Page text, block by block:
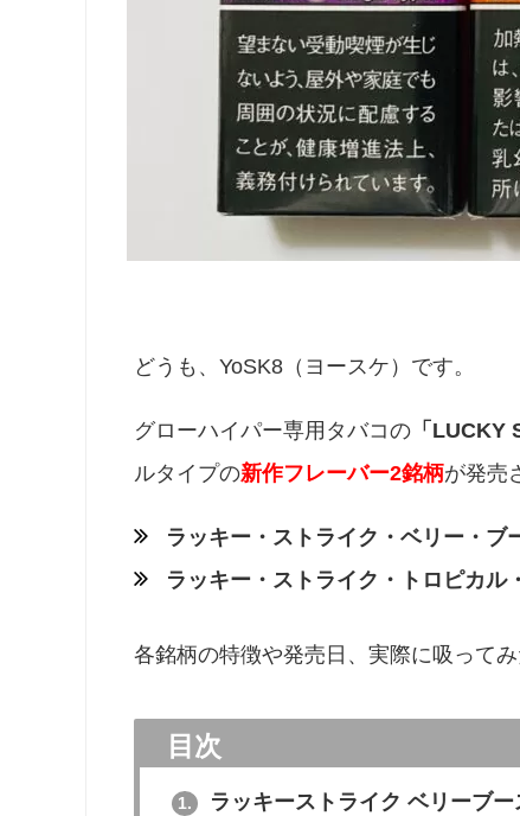
どうも、YoSK8（ヨースケ）です。
グローハイパー専用タバコの 「LUCKY
ルタイプの新作フレーバー2銘柄が発売
ラッキー・ストライク・ベリー・ブ
ラッキー・ストライク・トロピカ
各銘柄の特徴や発売日、実際に吸って
目次
1. ラッキーストライク ベリーブ